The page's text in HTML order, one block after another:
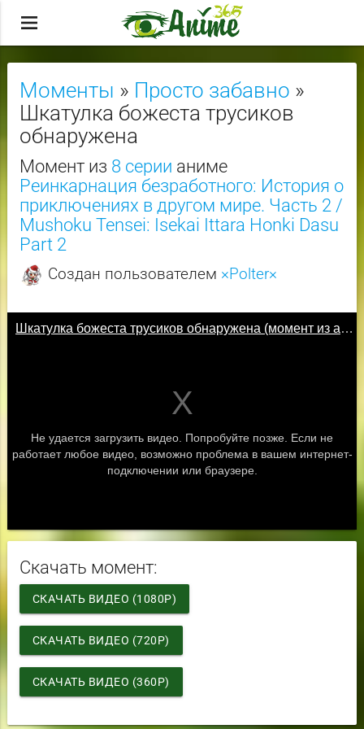
menu
Моменты » Просто забавно »
Шкатулка божеста трусиков
обнаружена
Момент из 8 серии аниме
Реинкарнация безработного: История о
приключениях в другом мире. Часть 2 /
Mushoku Tensei: Isekai Ittara Honki Dasu
Part 2
Создан пользователем ×Polter×
Скачать момент:
СКАЧАТЬ ВИДЕО (1080P)
СКАЧАТЬ ВИДЕО (720P)
СКАЧАТЬ ВИДЕО (360P)